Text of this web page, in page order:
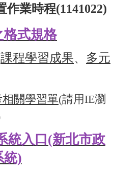
業時程(1141022)
格式規格
課程學習成果、 多元
關學習單(請用IE瀏
統入口(新北市政
統)